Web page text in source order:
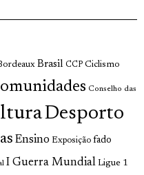
Brasil CCP Ciclismo
Conselho das
Desporto
Ensino Exposição fado
I Guerra Mundial Ligue 1